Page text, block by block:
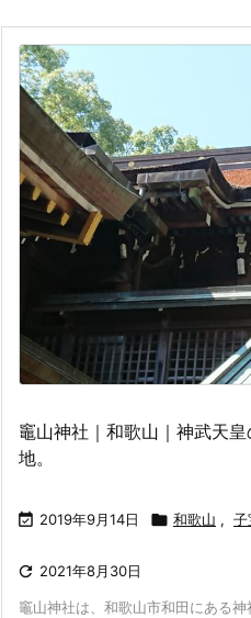
竈山神社｜和歌山｜神武天
地。
 2019年9月14日  和歌山 , 子
 2021年8月30日
竈山神社は、和歌山市和田にある